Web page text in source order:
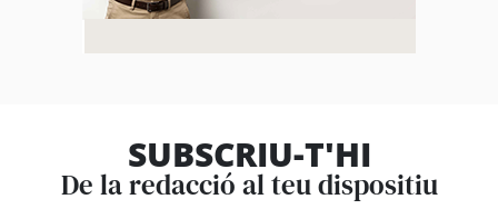
SUBSCRIU-T'HI
De la redacció al teu dispositiu